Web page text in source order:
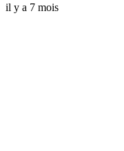
il y a 7 mois